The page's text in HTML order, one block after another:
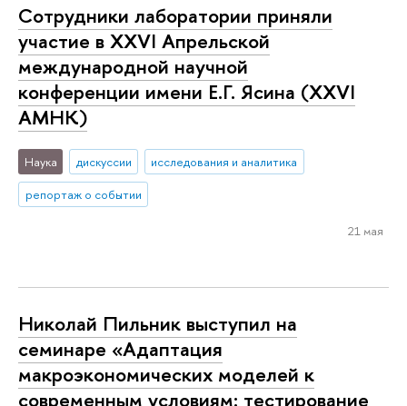
Сотрудники лаборатории приняли
участие в XXVI Апрельской
международной научной
конференции имени Е.Г. Ясина (XXVI
АМНК)
Наука дискуссии
исследования и аналитика
репортаж о событии
21 мая
Николай Пильник выступил на
семинаре «Адаптация
макроэкономических моделей к
современным условиям: тестирование